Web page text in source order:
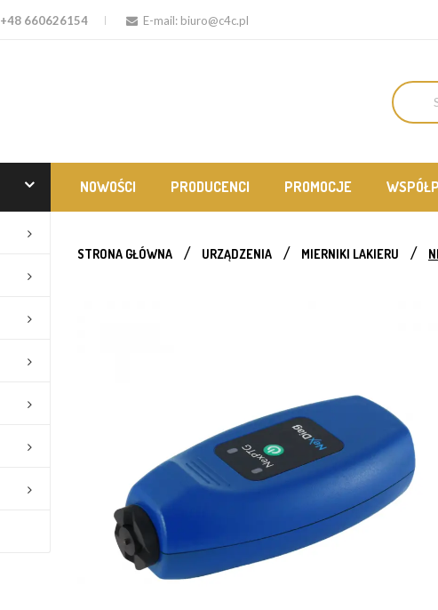
+48 660626154 E-mail: biuro@c4c.pl
NOWOŚCI PRODUCENCI PROMOCJE
STRONA GŁÓWNA URZĄDZENIA MIERNIKI LAKIERU